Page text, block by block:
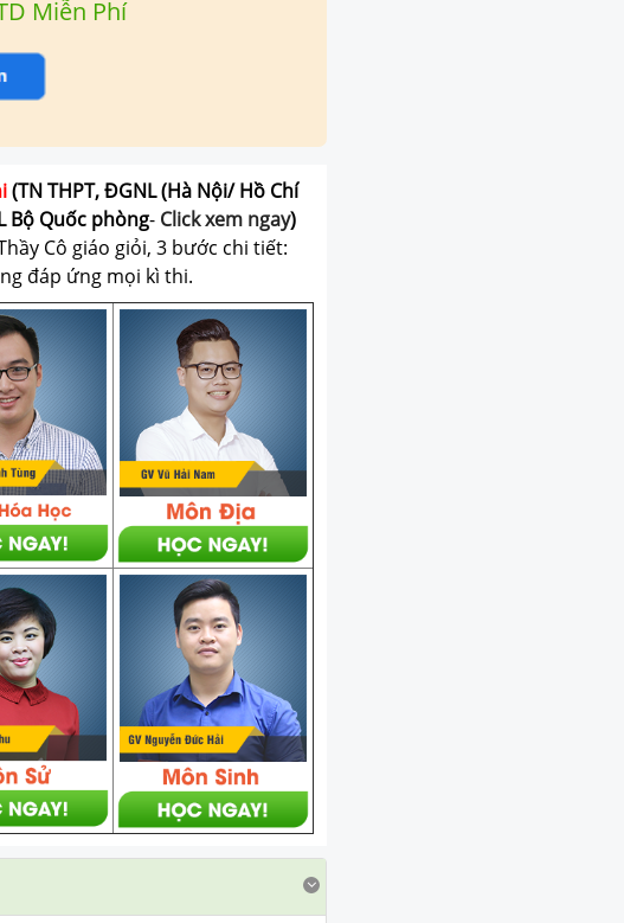
Miễn Phí
(TN THPT, ĐGNL (Hà Nội/ Hồ Chí
Bộ Quốc phòng- Click xem ngay)
Cô giáo giỏi, 3 bước chi tiết:
đáp ứng mọi kì thi.